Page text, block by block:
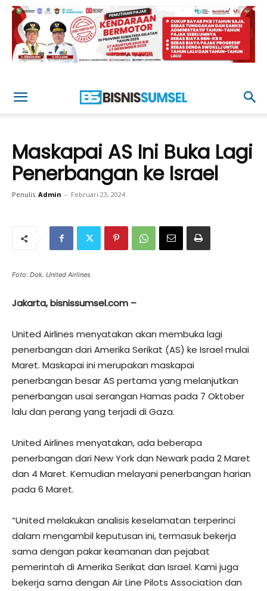
Maskapai AS Ini Buka Lagi
Penerbangan ke Israel
Penulis Admin - Februari 23, 2024
Foto: Dok. United Airlines
Jakarta, bisnissumsel.com –
United Airlines menyatakan akan membuka lagi
penerbangan dari Amerika Serikat (AS) ke Israel mulai
Maret. Maskapai ini merupakan maskapai
penerbangan besar AS pertama yang melanjutkan
penerbangan usai serangan Hamas pada 7 Oktober
lalu dan perang yang terjadi di Gaza.
United Airlines menyatakan, ada beberapa
penerbangan dari New York dan Newark pada 2 Maret
dan 4 Maret. Kemudian melayani penerbangan harian
pada 6 Maret.
“United melakukan analisis keselamatan terperinci
dalam mengambil keputusan ini, termasuk bekerja
sama dengan pakar keamanan dan pejabat
pemerintah di Amerika Serikat dan Israel. Kami juga
bekerja sama dengan Air Line Pilots Association dan